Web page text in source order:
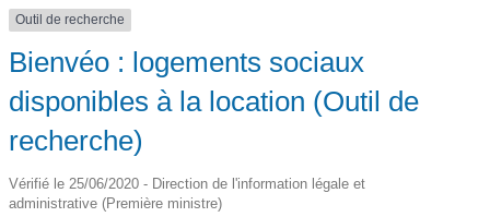
Outil de recherche
Bienvéo : logements sociaux
disponibles à la location (Outil de
recherche)
Vérifié le 25/06/2020 - Direction de l'information légale et
administrative (Première ministre)